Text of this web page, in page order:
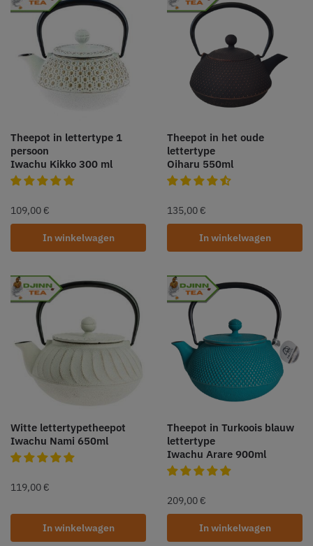
Theepot in lettertype 1
persoon
Iwachu Kikko 300 ml
109,00 €
In winkelwagen
Theepot in het oude
lettertype
Oiharu 550ml
135,00 €
In winkelwagen
Witte lettertypetheepot
Iwachu Nami 650ml
119,00 €
In winkelwagen
Theepot in Turkoois blauw
lettertype
Iwachu Arare 900ml
209,00 €
In winkelwagen